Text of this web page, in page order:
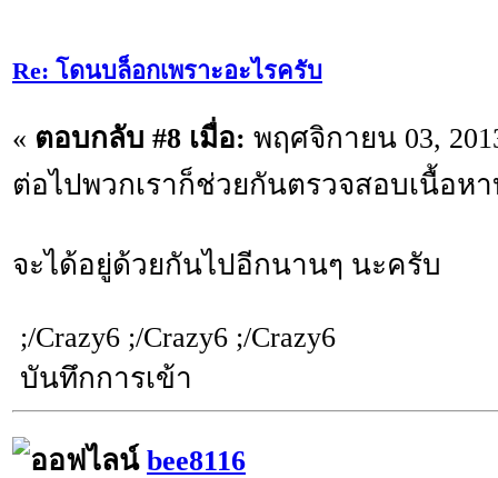
Re: โดนบล็อกเพราะอะไรครับ
« ตอบกลับ #8 เมื่อ: พฤศจิกายน 03,
ต่อไปพวกเราก็ช่วยกันตรวจสอบเนื้อห
จะได้อยู่ด้วยกันไปอีกนานๆ นะครับ
;/Crazy6 ;/Crazy6 ;/Crazy6
บันทึกการเข้า
bee8116